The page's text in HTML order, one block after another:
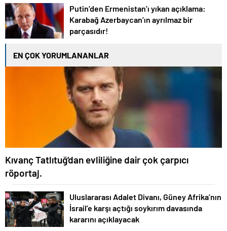
Putin’den Ermenistan’ı yıkan açıklama:
Karabağ Azerbaycan’ın ayrılmaz bir
parçasıdır!
EN ÇOK YORUMLANANLAR
Kıvanç Tatlıtuğ’dan evliliğine dair çok çarpıcı
röportaj.
Uluslararası Adalet Divanı, Güney Afrika’nın
İsrail’e karşı açtığı soykırım davasında
kararını açıklayacak